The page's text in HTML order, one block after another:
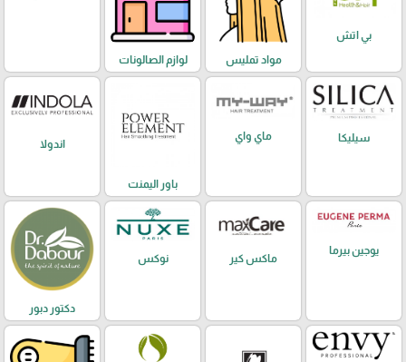
بي اتش
مواد تمليس
لوازم الصالونات
سيليكا ماي واي
باور اليمنت
اندولا
يوجين بيرما
ماكس كير نوكس
دكتور دبور